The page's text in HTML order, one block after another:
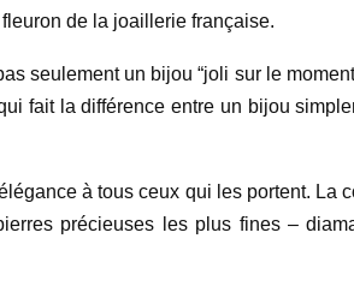
de la joaillerie française.
seulement un bijou “joli sur le
fait la différence entre un bijou
à tous ceux qui les portent.
précieuses les plus fines –